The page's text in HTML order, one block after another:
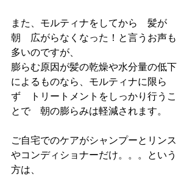
また、モルティナをしてから　髪が
朝　広がらなくなった！と言うお声も
多いのですが、
膨らむ原因が髪の乾燥や水分量の低下
によるものなら、モルティナに限ら
ず　トリートメントをしっかり行うこ
とで　朝の膨らみは軽減されます。
ご自宅でのケアがシャンプーとリンス
やコンディショナーだけ。。。という
方は、